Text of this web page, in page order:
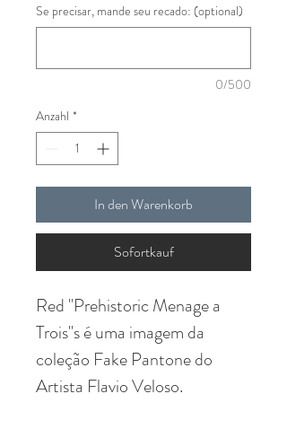
Se precisar, mande seu recado: (optional)
0/500
Anzahl *
In den Warenkorb
Sofortkauf
Red "Prehistoric Menage a
Trois"s é uma imagem da
coleção Fake Pantone do
Artista Flavio Veloso.